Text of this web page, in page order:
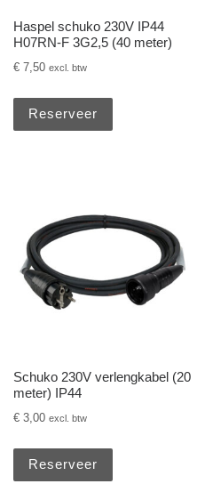
Haspel schuko 230V IP44
H07RN-F 3G2,5 (40 meter)
€ 7,50 excl. btw
Reserveer
Schuko 230V verlengkabel (20
meter) IP44
€ 3,00 excl. btw
Reserveer